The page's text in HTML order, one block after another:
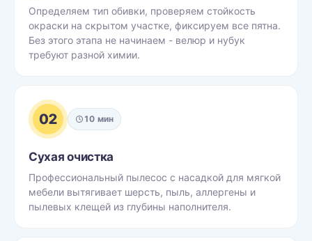
Определяем тип обивки, проверяем стойкость
окраски на скрытом участке, фиксируем все пятна.
Без этого этапа не начинаем - велюр и нубук
требуют разной химии.
02 10 мин
Сухая очистка
Профессиональный пылесос с насадкой для мягкой
мебели вытягивает шерсть, пыль, аллергены и
пылевых клещей из глубины наполнителя.